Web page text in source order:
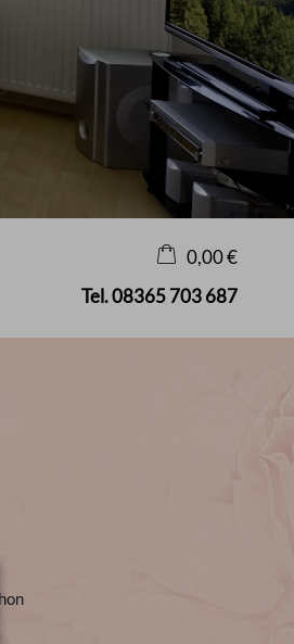
Tel.08365 703 687
0,00 €
×
ist leer